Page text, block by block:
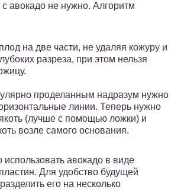
авокадо не нужно. Алгоритм
на две части, не удаляя кожуру и
разреза, при этом нельзя
проделанным надразум нужно
линии. Теперь нужно
(лучше с помощью ложки) и
возле самого основания.
авокадо в виде
Для удобство будущей
его на несколько